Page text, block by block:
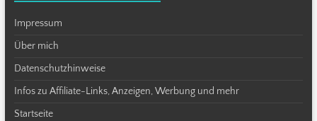
Impressum
Über mich
Datenschutzhinweise
Infos zu Affiliate-Links, Anzeigen, Werbung und mehr
Startseite